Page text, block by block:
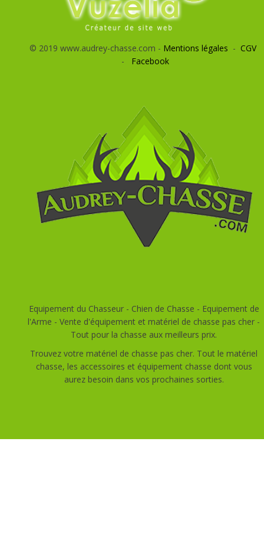
© 2019 www.audrey-chasse.com - Mentions légales - CGV
- Facebook
Equipement du Chasseur - Chien de Chasse - Equipement de
l'Arme - Vente d'équipement et matériel de chasse pas cher -
Tout pour la chasse aux meilleurs prix.
Trouvez votre matériel de chasse pas cher. Tout le matériel
chasse, les accessoires et équipement chasse dont vous
aurez besoin dans vos prochaines sorties.